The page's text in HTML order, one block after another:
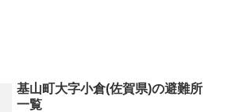
基山町大字小倉(佐賀県)の避難所
一覧